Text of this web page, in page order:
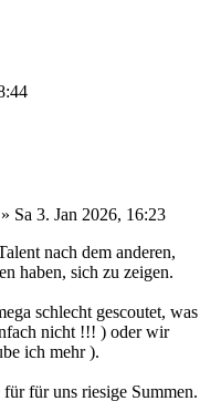
» Sa 3. Jan 2026, 16:23
nach dem anderen,
haben, sich zu zeigen.
schlecht gescoutet, was
nicht !!! ) oder wir
ich mehr ).
für uns riesige Summen.